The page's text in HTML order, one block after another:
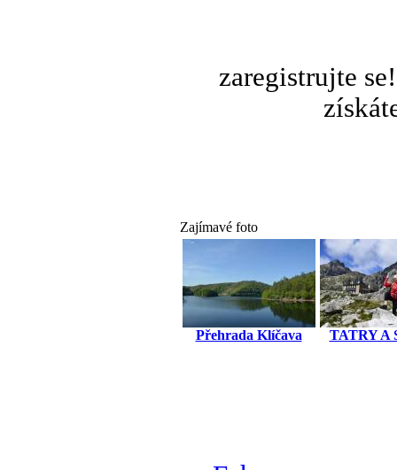
zaregistrujte
Zajímavé foto
Přehrada Klíčava TATRY A